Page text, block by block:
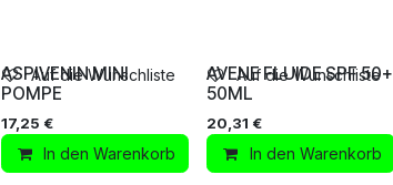
ASPIVENIN MINI
POMPE
17,25 €
In den Warenkorb
Auf die Wunschliste
AVENE FLUIDE SPF 50+
50ML
20,31 €
In den Warenkorb
Auf die Wunschliste